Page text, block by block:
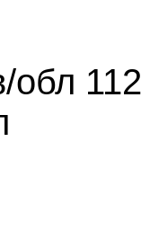
обл